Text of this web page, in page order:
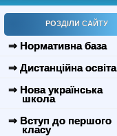
РОЗДІЛИ САЙТУ
⇒ Нормативна база
⇒ Дистанційна освіта
⇒ Нова українська
школа
⇒ Вступ до першого
класу